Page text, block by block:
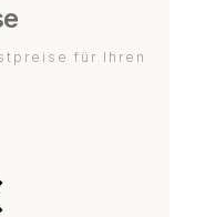
für Ihren